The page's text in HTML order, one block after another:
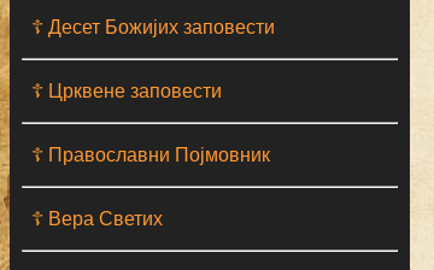
☦ Десет Божијих заповести
☦ Црквене заповести
☦ Православни Појмовник
☦ Вера Светих